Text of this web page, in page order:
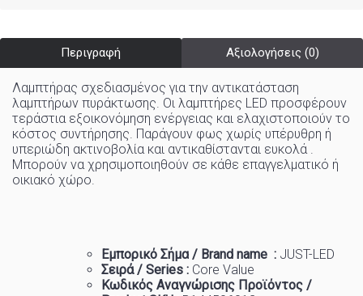
Περιγραφή Αξιολογήσεις (0)
Λαμπτήρας σχεδιασμένος για την αντικατάσταση
λαμπτήρων πυράκτωσης. Οι λαμπτήρες LED προσφέρουν
τεράστια εξοικονόμηση ενέργειας και ελαχιστοποιούν το
κόστος συντήρησης. Παράγουν φως χωρίς υπέρυθρη ή
υπεριώδη ακτινοβολία και αντικαθίστανται ευκολά .
Μπορούν να χρησιμοποιηθούν σε κάθε επαγγελματικό ή
οικιακό χώρo.
Εμπορικό Σήμα / Brand name : JUST-LED
Σειρά / Series : Core Value
Κωδικός Αναγνώρισης Προϊόντος /